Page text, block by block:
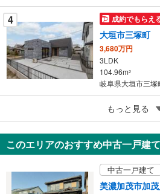
4 成約でもらえ
大垣市三塚町
3,680万円
3LDK
104.96m2
岐阜県大垣市三塚
美濃加茂市古井
2,390万円
4SLDK
97.2m2（登記）
岐阜県美濃加茂
もっと見る
このエリアのおすすめ中古一戸建て
中古一戸建て
美濃加茂市加